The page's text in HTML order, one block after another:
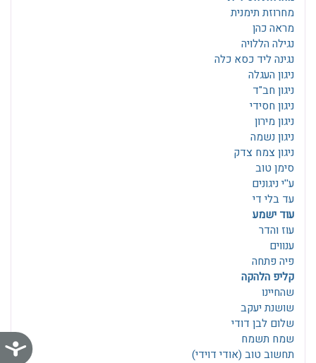
מחרוזת תימנית
מראה כהן
נגילה הללויה
נגינה ליד כסא כלה
ניגון העגלה
ניגון חב"ד
ניגון חסידי
ניגון מירון
ניגון נשמה
ניגון צמח צדק
סימן טוב
ע''י ניגונים
עד בלי די
עוד ישמע
עוז והדר
ענווים
פיה פתחה
קליפ הלהקה
שהחיינו
שושנת יעקב
שלום לבן דודי
שמח תשמח
תחשוב טוב (אודי דוידי)